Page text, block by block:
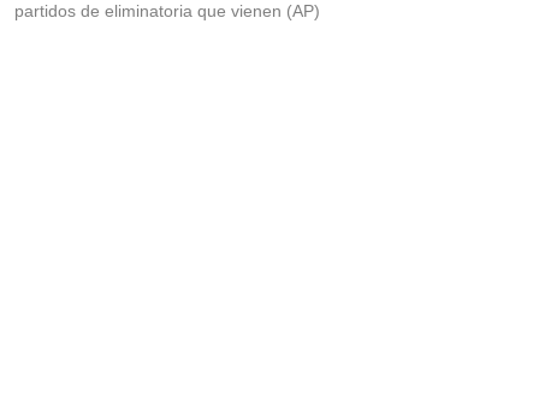
partidos de eliminatoria que vienen (AP)